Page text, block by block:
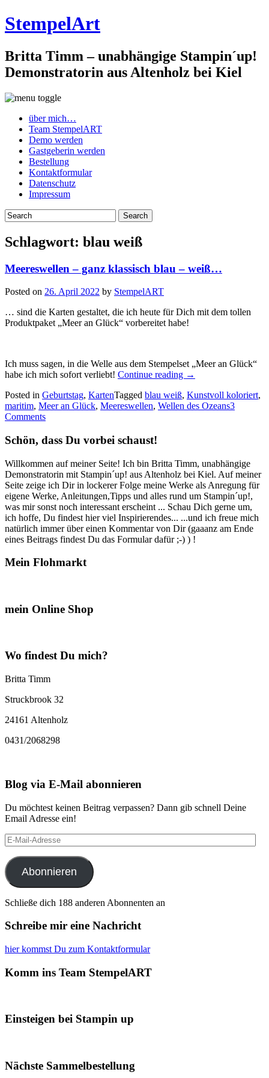
StempelArt
Britta Timm – unabhängige Stampin´up!
Demonstratorin aus Altenholz bei Kiel
über mich…
Team StempelART
Demo werden
Gastgeberin werden
Bestellung
Kontaktformular
Datenschutz
Impressum
Schlagwort: blau weiß
Meereswellen – ganz klassisch blau – weiß…
Posted on 26. April 2022 by StempelART
… sind die Karten gestaltet, die ich heute für Dich mit dem tollen
Produktpaket „Meer an Glück“ vorbereitet habe!
Ich muss sagen, in die Welle aus dem Stempelset „Meer an Glück“
habe ich mich sofort verliebt! Continue reading „Meereswellen
ganz
klassisch
→
Posted in Geburtstag, KartenTagged blau weiß, Kunstvoll koloriert,
maritim, Meer an Glück, Meereswellen, Wellen des Ozeans3
Comments
Schön, dass Du vorbei schaust!
Willkommen auf meiner Seite! Ich bin Britta Timm, unabhängige
Demonstratorin mit Stampin´up! aus Altenholz bei Kiel. Auf meiner
Seite zeige ich Dir in lockerer Folge meine Werke als Anregung für
eigene Werke, Anleitungen,Tipps und alles rund um Stampin´up!,
was mir sonst noch interessant erscheint ... Schau Dich gerne um,
ich hoffe, Du findest hier viel Inspirierendes... ...und ich freue mich
natürlich immer über einen Kommentar von Dir (gaaanz am Ende
eines Beitrags findest Du das Formular dafür ;-) ) !
Mein Flohmarkt
mein Online Shop
Wo findest Du mich?
Britta Timm
Struckbrook 32
24161 Altenholz
0431/2068298
Blog via E-Mail abonnieren
Du möchtest keinen Beitrag verpassen? Dann gib schnell Deine
Email Adresse ein!
E-
Mail-
Adresse
Abonnieren
Schließe dich 188 anderen Abonnenten an
Schreibe mir eine Nachricht
hier kommst Du zum Kontaktformular
Komm ins Team StempelART
Einsteigen bei Stampin up
Nächste Sammelbestellung